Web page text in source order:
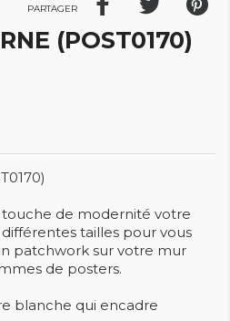
Partager
(POST0170)
de modernité votre
tailles pour vous
patchwork sur votre mur
de posters.
blanche qui encadre